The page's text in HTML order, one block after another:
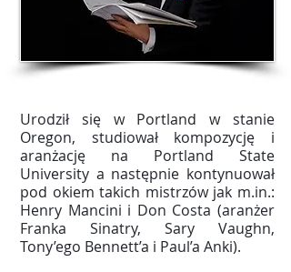
Urodził się w Portland w stanie
Oregon, studiował kompozycję i
aranżację na Portland State
University a następnie kontynuował
pod okiem takich mistrzów jak m.in.:
Henry Mancini i Don Costa (aranżer
Franka Sinatry, Sary Vaughn,
Tony’ego Bennett’a i Paul’a Anki).